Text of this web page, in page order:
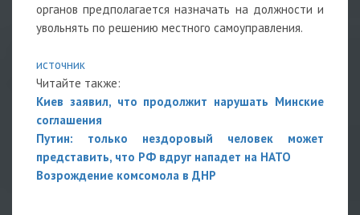
органов предполагается назначать на должности и
увольнять по решению местного самоуправления.
источник
Читайте также:
Киев заявил, что продолжит нарушать Минские
соглашения
Путин: только нездоровый человек может
представить, что РФ вдруг нападет на НАТО
Возрождение комсомола в ДНР